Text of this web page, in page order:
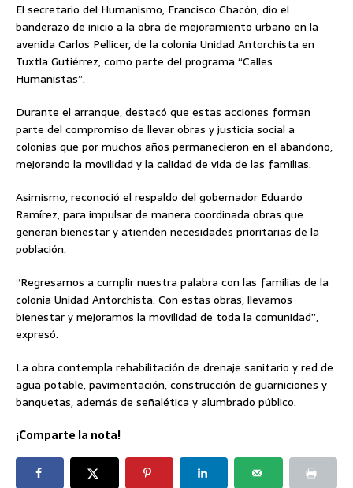
El secretario del Humanismo, Francisco Chacón, dio el
banderazo de inicio a la obra de mejoramiento urbano en la
avenida Carlos Pellicer, de la colonia Unidad Antorchista en
Tuxtla Gutiérrez, como parte del programa “Calles
Humanistas”.
Durante el arranque, destacó que estas acciones forman
parte del compromiso de llevar obras y justicia social a
colonias que por muchos años permanecieron en el abandono,
mejorando la movilidad y la calidad de vida de las familias.
Asimismo, reconoció el respaldo del gobernador Eduardo
Ramírez, para impulsar de manera coordinada obras que
generan bienestar y atienden necesidades prioritarias de la
población.
“Regresamos a cumplir nuestra palabra con las familias de la
colonia Unidad Antorchista. Con estas obras, llevamos
bienestar y mejoramos la movilidad de toda la comunidad”,
expresó.
La obra contempla rehabilitación de drenaje sanitario y red de
agua potable, pavimentación, construcción de guarniciones y
banquetas, además de señalética y alumbrado público.
¡Comparte la nota!